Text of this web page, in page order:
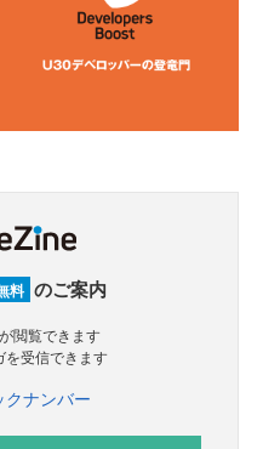
料 のご案内
閲覧できます
を受信できます
クナンバー